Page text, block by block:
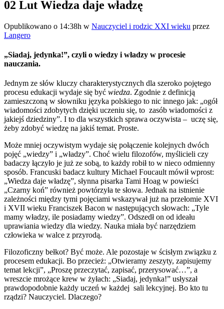
02 Lut Wiedza daje władzę
Opublikowano o 14:38h w Nauczyciel i rodzic XXI wieku przez
Langero
„Siadaj, jedynka!”, czyli o wiedzy i władzy w procesie
nauczania.
Jednym ze słów kluczy charakterystycznych dla szeroko pojętego
procesu edukacji wydaje się być wiedza. Zgodnie z definicją
zamieszczoną w słowniku języka polskiego to nic innego jak: „ogół
wiadomości zdobytych dzięki uczeniu się, to zasób wiadomości z
jakiejś dziedziny”. I to dla wszystkich sprawa oczywista – uczę się,
żeby zdobyć wiedzę na jakiś temat. Proste.
Może mniej oczywistym wydaje się połączenie kolejnych dwóch
pojęć „wiedzy” i „władzy”. Choć wielu filozofów, myślicieli czy
badaczy łączyło je już ze sobą, to każdy robił to w nieco odmienny
sposób. Francuski badacz kultury Michael Foucault mówił wprost:
„Wiedza daje władzę”, słynna pisarka Tami Hoag w powieści
„Czarny koń” również powtórzyła te słowa. Jednak na istnienie
zależności między tymi pojęciami wskazywał już na przełomie XVI
i XVII wieku Franciszek Bacon w następujących słowach: „Tyle
mamy władzy, ile posiadamy wiedzy”. Odszedł on od ideału
uprawiania wiedzy dla wiedzy. Nauka miała być narzędziem
człowieka w walce z przyrodą.
Filozoficzny bełkot? Być może. Ale pozostaje w ścisłym związku z
procesem edukacji. Bo przecież: „Otwieramy zeszyty, zapisujemy
temat lekcji”, „Proszę przeczytać, zapisać, przerysować…”, a
wreszcie mrożące krew w żyłach: „Siadaj, jedynka!” usłyszał
prawdopodobnie każdy uczeń w każdej sali lekcyjnej. Bo kto tu
rządzi? Nauczyciel. Dlaczego?